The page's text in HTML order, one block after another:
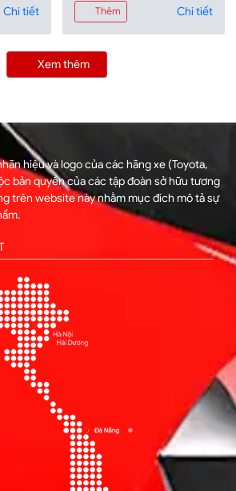
Chi tiết Thêm Chi tiết
Xem thêm
hiệu và logo của các hãng xe (Toyota,
bản quyền của các tập đoàn sở hữu tương
trên website này nhằm mục đích mô tả sự